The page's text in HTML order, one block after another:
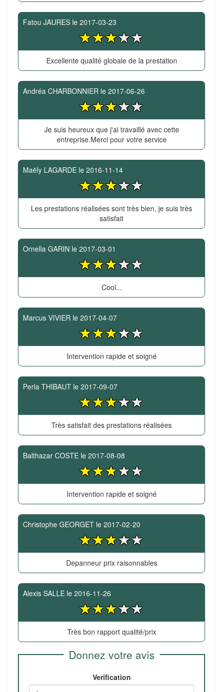
Fatou JAURES le 2017-03-23
Excellente qualité globale de la prestation
Andréa CHARBONNIER le 2017-06-26
Je suis heureux que j'ai travaillé avec cette
entreprise.Merci pour votre service
Maëly LAGARDE le 2016-11-14
Les prestations réalisées sont très bien, je suis très
satisfait
Ornella GARIN le 2017-03-01
Cool...
Marcus VIVIER le 2017-04-07
Intervention rapide et soigné
Perla THIBAUT le 2017-09-07
Très satisfait des prestations réalisées
Balthazar COSTE le 2017-08-08
Intervention rapide et soigné
Christophe GEORGET le 2017-02-20
Depanneur prix raisonnables
Alexis SALLE le 2016-11-26
Très bon rapport qualité/prix
Donnez votre avis
Verification